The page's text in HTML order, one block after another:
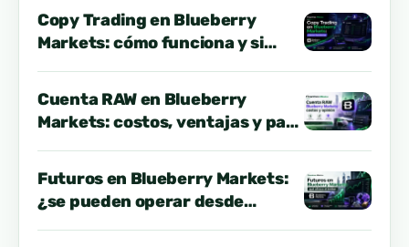
Copy Trading en Blueberry
Markets: cómo funciona y si
Cuenta RAW en Blueberry
Markets: costos, ventajas y para
Futuros en Blueberry Markets:
¿se pueden operar desde